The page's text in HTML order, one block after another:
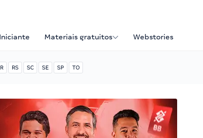
Materiais gratuitos Webstories
RS SC SE SP TO